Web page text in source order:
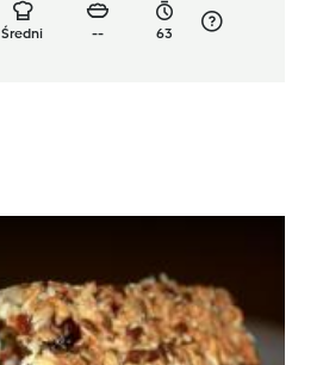
Średni -- 63